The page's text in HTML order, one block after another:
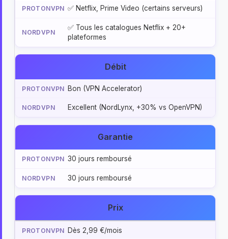
✅ Netflix, Prime Video (certains serveurs)
✅ Tous les catalogues Netflix + 20+
plateformes
Débit
Bon (VPN Accelerator)
Excellent (NordLynx, +30% vs OpenVPN)
Garantie
30 jours remboursé
30 jours remboursé
Prix
Dès 2,99 €/mois